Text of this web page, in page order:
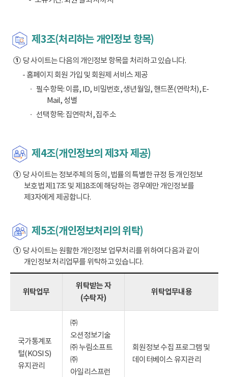
제3조(처리하는 개인정보 항목)
①당 사이트는 다음의 개인정보 항목을 처리하고 있습니다.
- 홈페이지 회원 가입 및 회원제 서비스 제공
필수항목: 이름, ID, 비밀번호, 생년월일, 핸드폰(연락처), E-
Mail, 성별
선택항목: 집연락처, 집주소
제4조(개인정보의 제3자 제공)
①당 사이트는 정보주체의 동의, 법률의 특별한 규정 등 개인정보
보호법 제17조 및 제18조에 해당하는 경우에만 개인정보를
제3자에게 제공합니다.
제5조(개인정보처리의 위탁)
①당 사이트는 원활한 개인정보 업무처리를 위하여 다음과 같이
개인정보 처리업무를 위탁하고 있습니다.
위탁업무
위탁받는 자
(수탁자)
위탁업무내용
국가통계포
털(KOSIS)
유지관리
㈜
오션정보기술
㈜ 누림소프트
㈜
아일리스프런
회원정보 수집 프로그램 및
데이터베이스 유지관리